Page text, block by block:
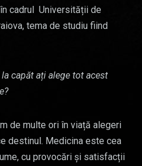
cadrul Universității de
tema de studiu fiind
capăt ați alege tot acest
de multe ori în viață alegeri
destinul. Medicina este cea
cu provocări și satisfacții